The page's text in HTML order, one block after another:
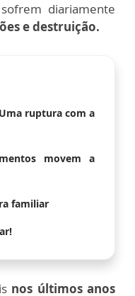
diariamente
e destruição.
ruptura com a
movem a
familiar
nos últimos anos